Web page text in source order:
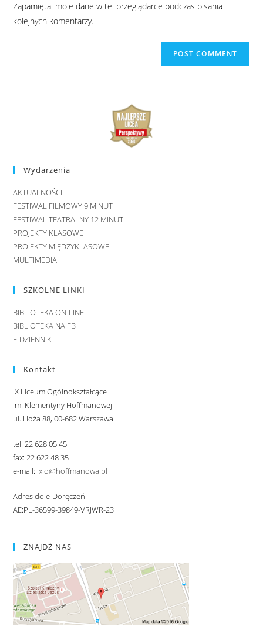
Zapamiętaj moje dane w tej przeglądarce podczas pisania
kolejnych komentarzy.
Wydarzenia
AKTUALNOŚCI
FESTIWAL FILMOWY 9 MINUT
FESTIWAL TEATRALNY 12 MINUT
PROJEKTY KLASOWE
PROJEKTY MIĘDZYKLASOWE
MULTIMEDIA
SZKOLNE LINKI
BIBLIOTEKA ON-LINE
BIBLIOTEKA NA FB
E-DZIENNIK
Kontakt
IX Liceum Ogólnokształcące
im. Klementyny Hoffmanowej
ul. Hoża 88, 00-682 Warszawa
tel: 22 628 05 45
fax: 22 622 48 35
e-mail: ixlo@hoffmanowa.pl
Adres do e-Doręczeń
AE:PL-36599-39849-VRJWR-23
ZNAJDŹ NAS